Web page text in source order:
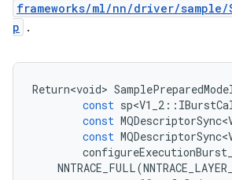
frameworks/ml/nn/driver/sample/
p .
Return<void>
const sp<V1_2 ::
const
const
NNTRACE_FULL(